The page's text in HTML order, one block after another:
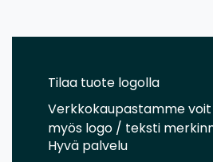
Tilaa tuote logolla
Verkkokaupastamme
myös logo / teksti
Hyvä palvelu